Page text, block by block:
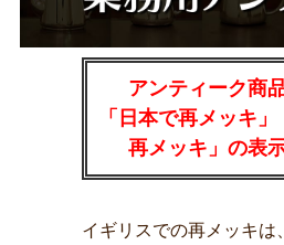
アンティーク商
「日本で再メッキ
再メッキ」の表
イギリスでの再メッキは